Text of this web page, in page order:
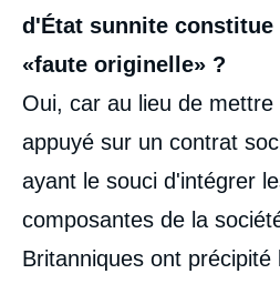
d'État sunnite constitue
«faute originelle» ?
Oui, car au lieu de
appuyé sur un contrat
ayant le souci d'intégrer
composantes de la
Britanniques ont